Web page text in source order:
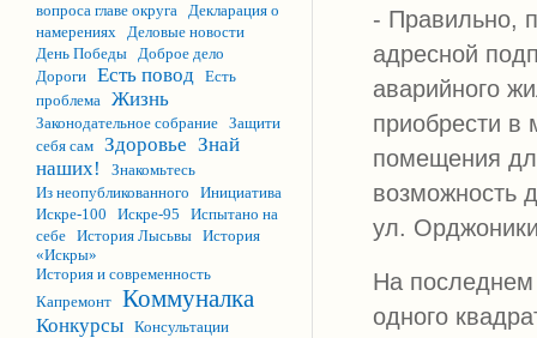
вопроса главе округа Декларация о
намерениях Деловые новости
День Победы Доброе дело
Дороги Есть повод Есть
проблема Жизнь
Законодательное собрание Защити
себя сам Здоровье Знай
наших!
Знакомьтесь
Из неопубликованного
Инициатива
Искре-100
Искре-95
Испытано на
себе История Лысьвы История
«Искры»
История и современность
Капремонт Коммуналка
Конкурсы Консультации
- Правильно,
адресной
аварийного
приобрести в
помещения
возможность
ул.
На последнем
одного